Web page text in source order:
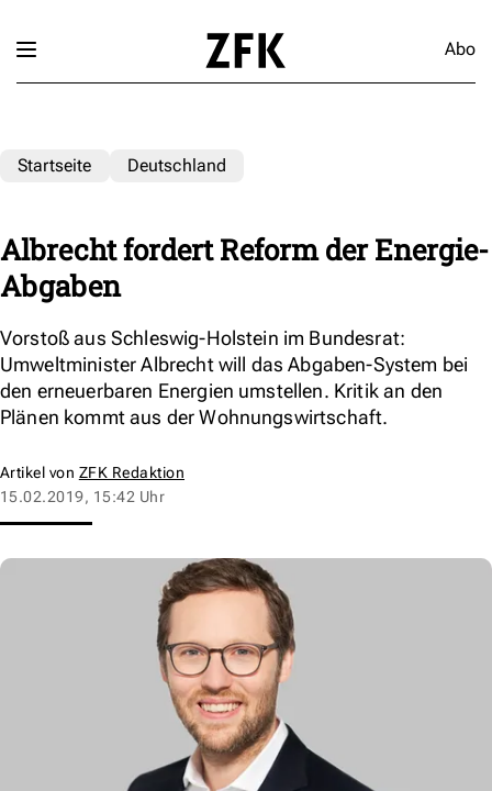
Abo
Startseite Deutschland
Albrecht fordert Reform der Energie-
Abgaben
Vorstoß aus Schleswig-Holstein im Bundesrat:
Umweltminister Albrecht will das Abgaben-System bei
den erneuerbaren Energien umstellen. Kritik an den
Plänen kommt aus der Wohnungswirtschaft.
Artikel von ZFK Redaktion
15.02.2019, 15:42 Uhr